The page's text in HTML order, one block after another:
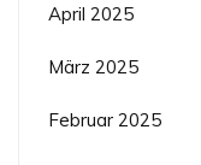
April 2025
März 2025
Februar 2025